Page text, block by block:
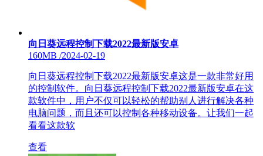
向日葵远程控制下载2022最新版安卓
160MB /2024-02-19
向日葵远程控制下载2022最新版安卓这是一款非常好用
的控制软件。向日葵远程控制下载2022最新版安卓在这
款软件中，用户不仅可以轻松的帮助别人进行解决各种
电脑问题，而且还可以控制各种移动设备。让我们一起
看看这款软
查看